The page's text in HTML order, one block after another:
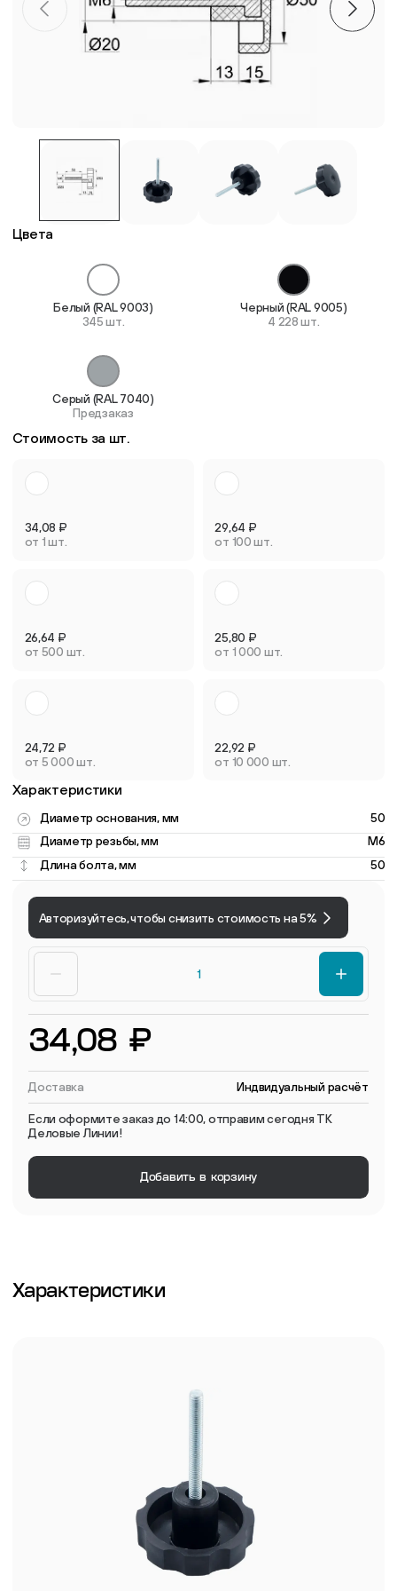
Цвета
Белый (RAL 9003)
345 шт.
Черный (RAL 9005)
4 228 шт.
Серый (RAL 7040)
Предзаказ
Стоимость за шт.
34,08 ₽
от 1 шт.
29,64 ₽
от 100 шт.
26,64 ₽
от 500 шт.
25,80 ₽
от 1 000 шт.
24,72 ₽
от 5 000 шт.
22,92 ₽
от 10 000 шт.
Характеристики
Диаметр основания, мм
50
Диаметр резьбы, мм
M6
Длина болта, мм
50
Авторизуйтесь, чтобы снизить стоимость на 5%
34,08 ₽
Доставка Индвидуальный расчёт
Если оформите заказ до 14:00, отправим сегодня ТК
Деловые Линии!
Добавить в корзину
Характеристики
Пластиковые столешницы для школьных парт
Комплектующие для мебели
Стулья
Система выравнивания плитки